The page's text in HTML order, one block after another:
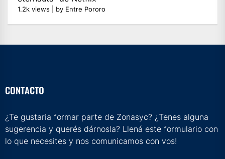
1.2k views by Entre Pororo
CONTACTO
¿Te gustaria formar parte de Zonasyc? ¿Tenes alguna
sugerencia y querés dárnosla? Llená este formulario con
lo que necesites y nos comunicamos con vos!